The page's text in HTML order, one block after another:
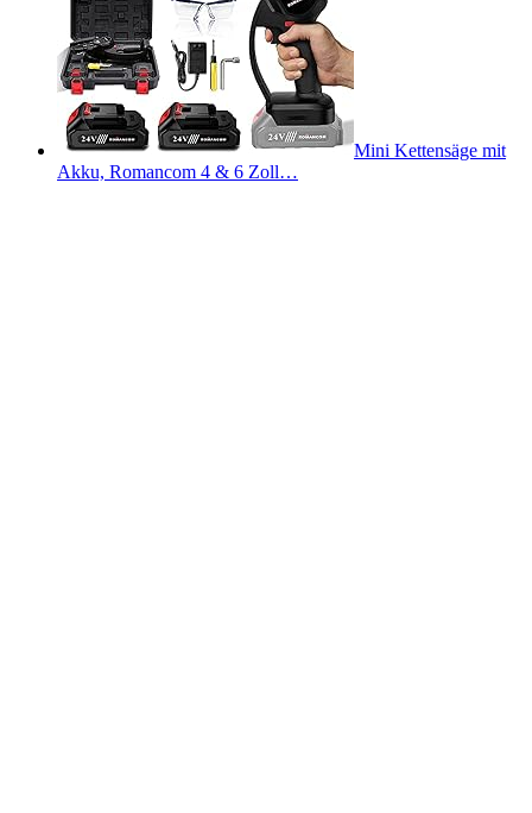
Mini Kettensäge mit
Akku, Romancom 4 & 6 Zoll…